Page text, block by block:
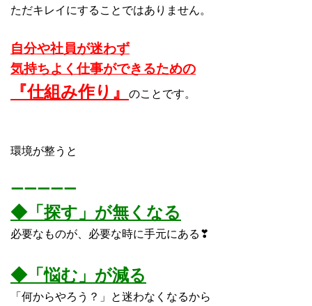
ただキレイにすることではありません。
自分や社員が迷わず
気持ちよく仕事ができるための
『仕組み作り』 のことです。
環境が整うと
ーーーーー
◆「探す」が無くなる
必要なものが、必要な時に手元にある❣
◆「悩む」が減る
「何からやろう？」と迷わなくなるから